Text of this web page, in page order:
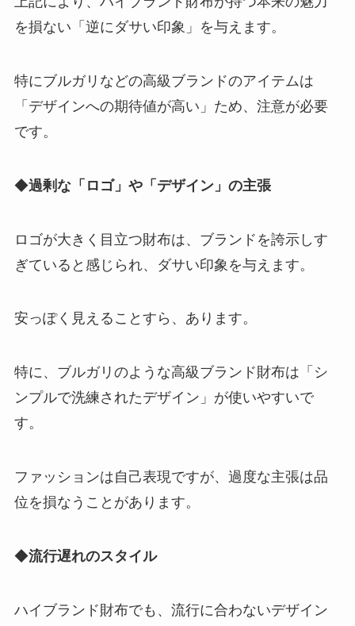
を損ない「逆にダサい印象」を与えます。
特にブルガリなどの高級ブランドのアイテムは
「デザインへの期待値が高い」ため、注意が必要
です。
◆過剰な「ロゴ」や「デザイン」の主張
ロゴが大きく目立つ財布は、ブランドを誇示しす
ぎていると感じられ、ダサい印象を与えます。
安っぽく見えることすら、あります。
特に、ブルガリのような高級ブランド財布は「シ
ンプルで洗練されたデザイン」が使いやすいで
す。
ファッションは自己表現ですが、過度な主張は品
位を損なうことがあります。
◆流行遅れのスタイル
ハイブランド財布でも、流行に合わないデザイン